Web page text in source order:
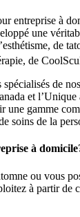
entreprise à
une
de
de
de
et l’Unique
une gamme
soins de la
à
ou vous
à partir de